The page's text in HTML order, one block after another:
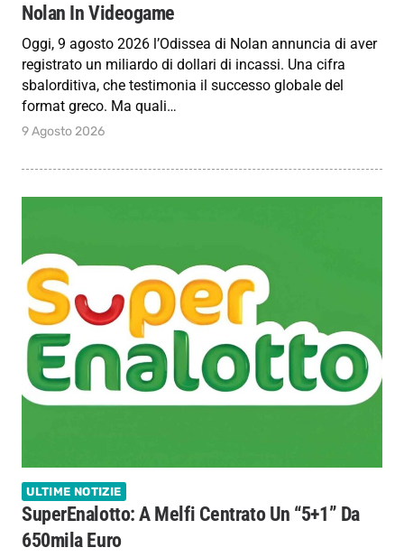
Nolan In Videogame
Oggi, 9 agosto 2026 l’Odissea di Nolan annuncia di aver
registrato un miliardo di dollari di incassi. Una cifra
sbalorditiva, che testimonia il successo globale del
format greco. Ma quali…
9 Agosto 2026
ULTIME NOTIZIE
SuperEnalotto: A Melfi Centrato Un “5+1” Da
650mila Euro